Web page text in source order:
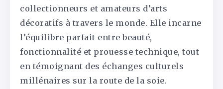
collectionneurs et amateurs d’arts
décoratifs à travers le monde. Elle incarne
l’équilibre parfait entre beauté,
fonctionnalité et prouesse technique, tout
en témoignant des échanges culturels
millénaires sur la route de la soie.